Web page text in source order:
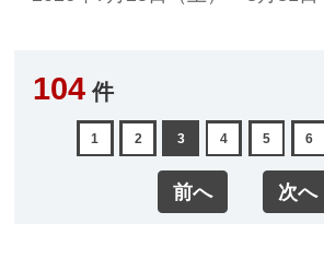
104 件
前へ
1 2 3 4 5 6
次へ